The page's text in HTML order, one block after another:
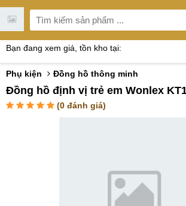
Bạn đang xem giá, tồn kho tại:
Phụ kiện Đồng hồ thông minh
Đồng hồ định vị trẻ em Wonlex
(0 đánh giá)